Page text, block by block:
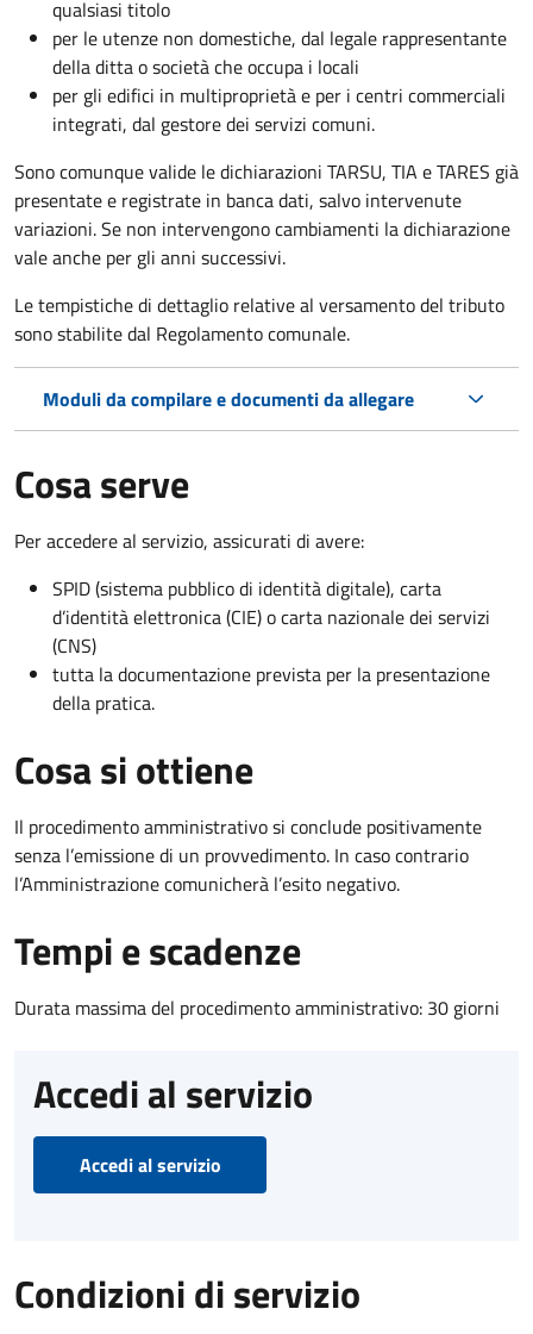
qualsiasi titolo
per le utenze non domestiche, dal legale rappresentante
della ditta o società che occupa i locali
per gli edifici in multiproprietà e per i centri commerciali
integrati, dal gestore dei servizi comuni.
Sono comunque valide le dichiarazioni TARSU, TIA e TARES già
presentate e registrate in banca dati, salvo intervenute
variazioni. Se non intervengono cambiamenti la dichiarazione
vale anche per gli anni successivi.
Le tempistiche di dettaglio relative al versamento del tributo
sono stabilite dal Regolamento comunale.
Moduli da compilare e documenti da allegare
Cosa serve
Per accedere al servizio, assicurati di avere:
SPID (sistema pubblico di identità digitale), carta
d’identità elettronica (CIE) o carta nazionale dei servizi
(CNS)
tutta la documentazione prevista per la presentazione
della pratica.
Cosa si ottiene
Il procedimento amministrativo si conclude positivamente
senza l’emissione di un provvedimento. In caso contrario
l’Amministrazione comunicherà l’esito negativo.
Tempi e scadenze
Durata massima del procedimento amministrativo: 30 giorni
Accedi al servizio
Accedi al servizio
Condizioni di servizio